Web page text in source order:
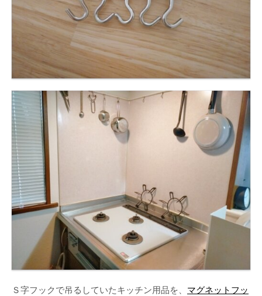
Ｓ字フックで吊るしていたキッチン用品を、 マグネットフッ